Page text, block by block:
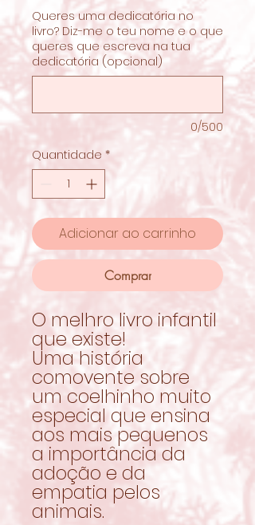
Queres uma dedicatória no
livro? Diz-me o teu nome e o que
queres que escreva na tua
dedicatória (opcional)
0/500
Quantidade *
Adicionar ao carrinho
Comprar
O melhro livro infantil
que existe!
Uma história
comovente sobre
um coelhinho muito
especial que ensina
aos mais pequenos
a importância da
adoção e da
empatia pelos
animais.